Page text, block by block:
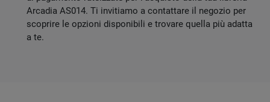
Arcadia AS014. Ti invitiamo a contattare il negozio per
scoprire le opzioni disponibili e trovare quella più adatta
a te.